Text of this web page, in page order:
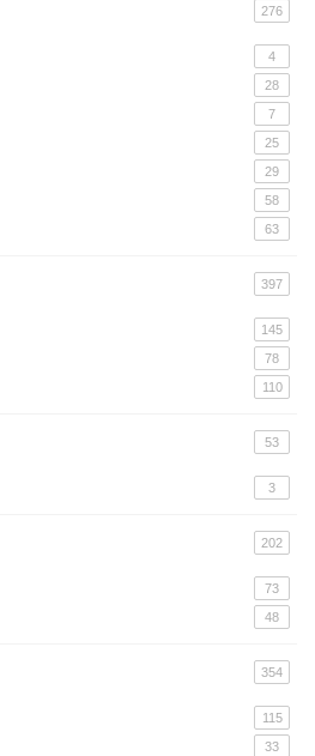
276
4
28
7
25
29
58
63
397
145
78
110
53
3
202
73
48
354
115
33